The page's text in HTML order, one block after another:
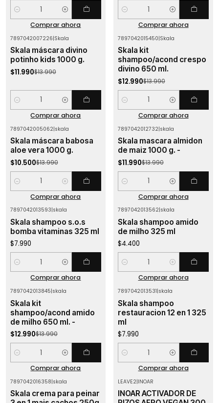
Cantidad
Comprar ahora
Cantidad
Comprar ahora
7897042007226|Skala
Skala máscara divino
potinho kids 1000 g.
$11.990$13.990
Cantidad
Comprar ahora
7897042015450|Skala
Skala kit
shampoo/acond crespo
divino 650 ml.
$12.990$13.990
Cantidad
Comprar ahora
7897042005062|skala
Skala máscara babosa
aloe vera 1000 g.
$10.500$13.990
Cantidad
Comprar ahora
7897042012732|skala
Skala mascara almidon
de maiz 1000 g. -
$11.990$13.990
Cantidad
Comprar ahora
7897042013593|skala
Skala shampoo s.o.s
bomba vitaminas 325 ml
$7.990
Cantidad
Comprar ahora
7897042013562|skala
Skala shampoo amido
de milho 325 ml
$4.400
Cantidad
Comprar ahora
7897042013845|skala
Skala kit
shampoo/acond amido
de milho 650 ml. -
$12.990$13.990
Cantidad
Comprar ahora
7897042013531|skala
Skala shampoo
restauracion 12 en 1 325
ml
$7.990
Cantidad
Comprar ahora
7897042016358|skala
Skala crema para peinar
LEAVE2|INOAR
INOAR ACTIVADOR DE